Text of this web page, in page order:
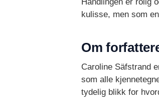
kulisse, men som
Om
Caroline Säfstrand
som alle
tydelig blikk for